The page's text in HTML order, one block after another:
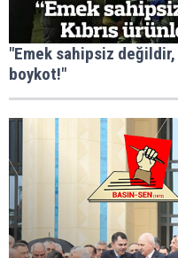
"Emek sahipsiz
boykot!"